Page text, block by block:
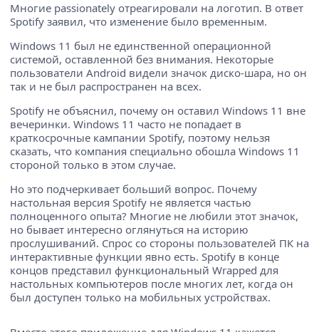
Многие passionately отреагировали на логотип. В ответ
Spotify заявил, что изменение было временным.
Windows 11 был не единственной операционной
системой, оставленной без внимания. Некоторые
пользователи Android видели значок диско-шара, но он
так и не был распространен на всех.
Spotify не объяснил, почему он оставил Windows 11 вне
вечеринки. Windows 11 часто не попадает в
краткосрочные кампании Spotify, поэтому нельзя
сказать, что компания специально обошла Windows 11
стороной только в этом случае.
Но это подчеркивает больший вопрос. Почему
настольная версия Spotify не является частью
полноценного опыта? Многие не любили этот значок,
но бывает интересно оглянуться на историю
прослушиваний. Спрос со стороны пользователей ПК на
интерактивные функции явно есть. Spotify в конце
концов представил функциональный Wrapped для
настольных компьютеров после многих лет, когда он
был доступен только на мобильных устройствах.